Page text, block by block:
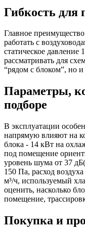
Гибкость для
Главное
работать с
статическое
рассматривать для
“рядом с блоком”, но
Параметры,
подборе
В эксплуатации
напрямую влияют на
блока - 14 кВт на
под помещение
уровень шума от 37
150 Па, расход
м³/ч, используемый
оценить, насколько
помещение,
Покупка и